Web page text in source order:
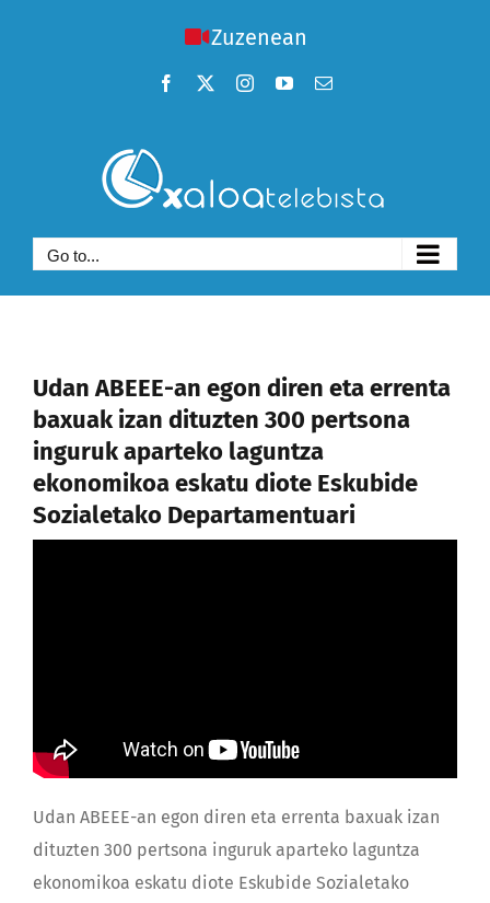
Zuzenean
Facebook InstagramYouTubeEmail
Go to...
Udan ABEEE-an egon diren eta errenta
baxuak izan dituzten 300 pertsona
inguruk aparteko laguntza
ekonomikoa eskatu diote Eskubide
Sozialetako Departamentuari
Udan ABEEE-an egon diren eta errenta baxuak izan
dituzten 300 pertsona inguruk aparteko laguntza
ekonomikoa eskatu diote Eskubide Sozialetako